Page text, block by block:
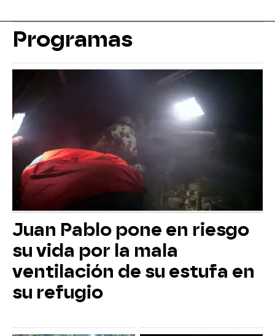
Programas
Juan Pablo pone en riesgo
su vida por la mala
ventilación de su estufa en
su refugio